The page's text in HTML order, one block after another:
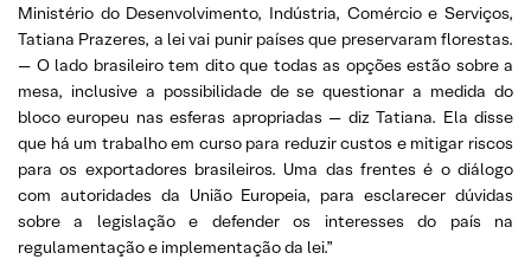
Ministério do Desenvolvimento, Indústria, Comércio e Serviços,
Tatiana Prazeres, a lei vai punir países que preservaram florestas.
— O lado brasileiro tem dito que todas as opções estão sobre a
mesa, inclusive a possibilidade de se questionar a medida do
bloco europeu nas esferas apropriadas — diz Tatiana. Ela disse
que há um trabalho em curso para reduzir custos e mitigar riscos
para os exportadores brasileiros. Uma das frentes é o diálogo
com autoridades da União Europeia, para esclarecer dúvidas
sobre a legislação e defender os interesses do país na
regulamentação e implementação da lei.”